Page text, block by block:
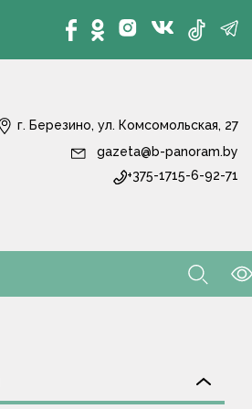
г. Березино, ул. Комсомольская, 27
gazeta@b-panoram.by
+375-1715-6-92-71